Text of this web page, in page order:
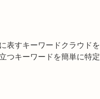
表すキーワードクラウドを
つキーワードを簡単に特定